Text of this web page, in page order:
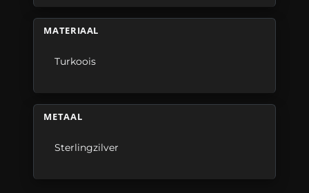
MATERIAAL
Turkoois
METAAL
Sterlingzilver